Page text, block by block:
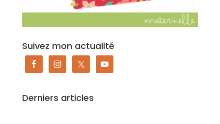
Suivez mon actualité
Derniers articles